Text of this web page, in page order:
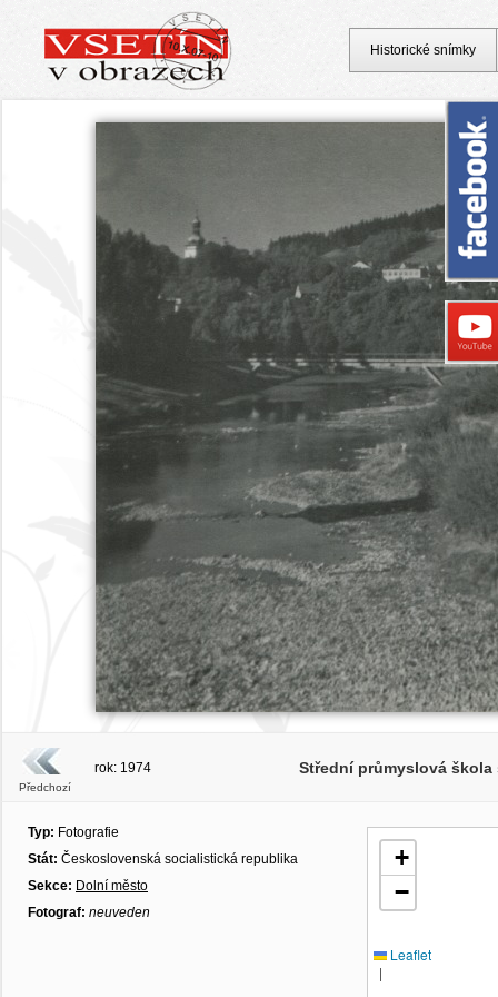
Předchozí
rok: 1974 Střední průmyslová
Typ: Fotografie
Stát: Československá socialistická republika
Sekce: Dolní město
Fotograf: neuveden
+
−
Leaflet
|
Historické snímky